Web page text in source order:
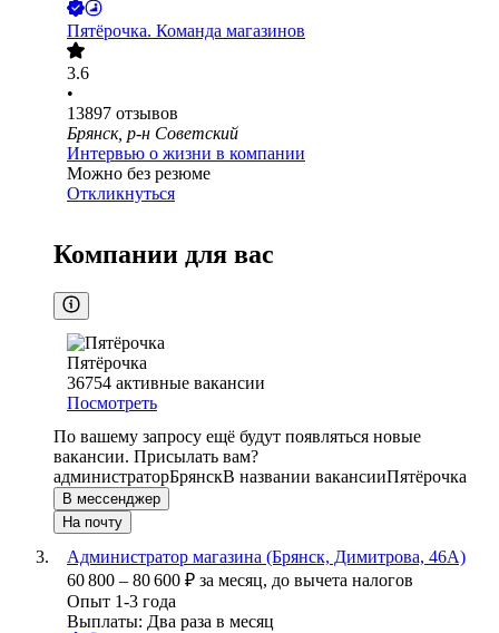
Пятёрочка. Команда магазинов
3.6
•
13897 отзывов
Брянск, р-н Советский
Интервью о жизни в компании
Можно без резюме
Откликнуться
Компании для вас
Пятёрочка
36754 активные вакансии
Посмотреть
По вашему запросу ещё будут появляться новые
вакансии. Присылать вам?
администраторБрянскВ названии вакансииПятёрочка
В мессенджер
На почту
Администратор магазина (Брянск, Димитрова, 46А)
60 800 – 80 600 ₽ за месяц, до вычета налогов
Опыт 1-3 года
Выплаты: Два раза в месяц